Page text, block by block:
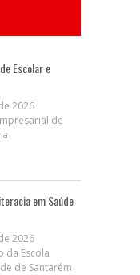
Escolar e
2026
de
em Saúde
2026
da Escola
de Santarém